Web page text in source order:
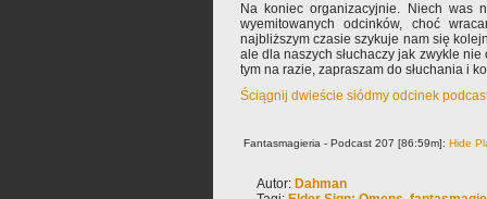
Na koniec organizacyjnie. Niech was
wyemitowanych odcinków, choć
najbliższym czasie szykuje nam się
ale dla naszych słuchaczy jak zwykle
tym na razie, zapraszam do słuchania i
Ściągnij dwieście siódmy odcinek
Fantasmagieria - Podcast 207 [86:59m]: Hide
Autor: Dahman